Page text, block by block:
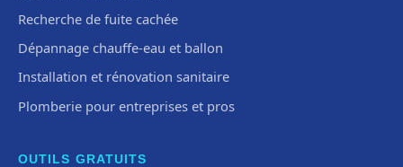
Recherche de fuite cachée
Dépannage chauffe-eau et ballon
Installation et rénovation sanitaire
Plomberie pour entreprises et pros
OUTILS GRATUITS